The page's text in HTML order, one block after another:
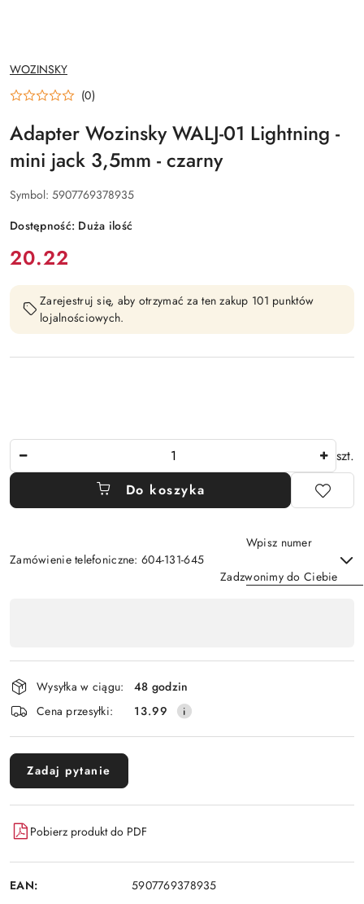
NAZWA
PRODUCENTA:
WOZINSKY
(0)
Adapter Wozinsky WALJ-01 Lightning -
mini jack 3,5mm - czarny
Symbol: 5907769378935
Dostępność: Duża ilość
cena:
20.22
Zarejestruj się, aby otrzymać za ten zakup 101 punktów
lojalnościowych.
szt.
Do koszyka
Zamówienie telefoniczne: 604-131-645
Wpisz numer
Zadzwonimy do Ciebie
płatność
i
dostawa
Wysyłka w ciągu:
48 godzin
Cena przesyłki:
13.99
Zadaj pytanie
Pobierz produkt do PDF
EAN: 5907769378935